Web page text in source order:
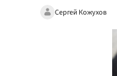
Сергей Кожухов